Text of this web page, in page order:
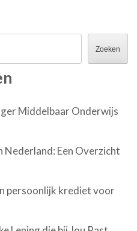
Zoeken
Middelbaar Onderwijs
Een Overzicht
persoonlijk krediet voor